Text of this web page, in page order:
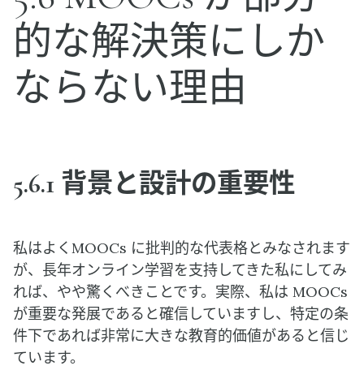
的な解決策にしか
ならない理由
5.6.1 背景と設計の重要性
私はよくMOOCs に批判的な代表格とみなされます
が、長年オンライン学習を支持してきた私にしてみ
れば、やや驚くべきことです。実際、私は MOOCs
が重要な発展であると確信していますし、特定の条
件下であれば非常に大きな教育的価値があると信じ
ています。